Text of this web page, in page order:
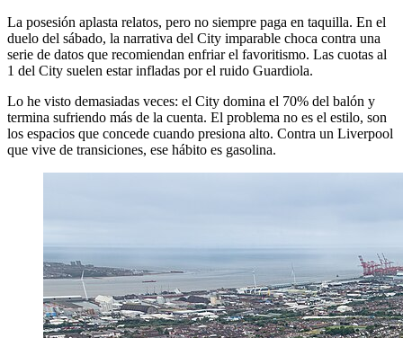
La posesión aplasta relatos, pero no siempre paga en taquilla. En el
duelo del sábado, la narrativa del City imparable choca contra una
serie de datos que recomiendan enfriar el favoritismo. Las cuotas al
1 del City suelen estar infladas por el ruido Guardiola.
Lo he visto demasiadas veces: el City domina el 70% del balón y
termina sufriendo más de la cuenta. El problema no es el estilo, son
los espacios que concede cuando presiona alto. Contra un Liverpool
que vive de transiciones, ese hábito es gasolina.